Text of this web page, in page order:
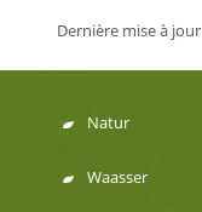
Dernière mise à jour
Menu
Natur
Waasser